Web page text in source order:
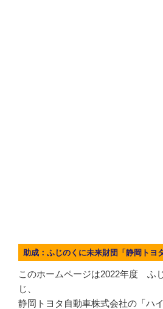
助成：ふじのくに未来財団「静岡トヨ
このホームページは2022年度 ふ
じ、
静岡トヨタ自動車株式会社の「ハ